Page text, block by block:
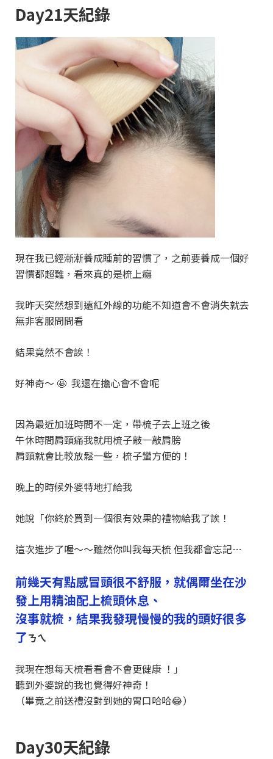
Day21天紀錄
現在我已經漸漸養成睡前的習慣了，之前要養成一個好
習慣都超難，看來真的是梳上癮
我昨天突然想到遠紅外線的功能不知道會不會消失就去
無非客服問問看
結果竟然不會誒！
好神奇～ 🤩 我還在擔心會不會呢
因為最近加班時間不一定，帶梳子去上班之後
午休時間肩頸痛我就用梳子敲一敲肩膀
肩頸就會比較放鬆一些，梳子蠻方便的！
晚上的時候外婆特地打給我
她說「你終於買到一個很有效果的禮物給我了誒！
這次進步了喔～～雖然你叫我每天梳 但我都會忘記…
前幾天有點感冒頭很不舒服，就偶爾坐在沙
發上用精油配上梳頭休息、
沒事就梳， 結果我發現慢慢的我的頭好很多
了ㄋㄟ
我現在想每天梳看看會不會更健康 ！」
聽到外婆說的我也覺得好神奇！
（畢竟之前送禮沒對到她的胃口哈哈😂）
Day30天紀錄